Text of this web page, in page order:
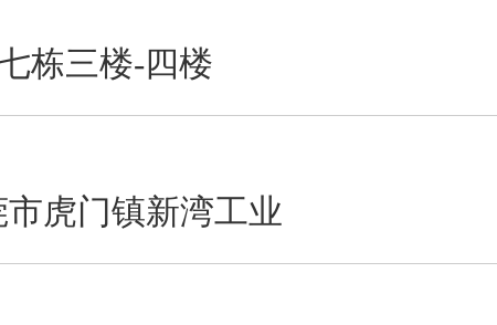
栋三楼-四楼
虎门镇新湾工业